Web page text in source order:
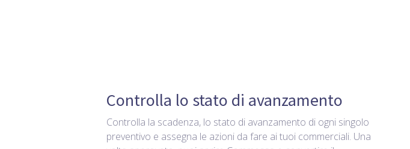
Controlla lo stato di avanzamento
Controlla la scadenza, lo stato di avanzamento di ogni singolo
preventivo e assegna le azioni da fare ai tuoi commerciali. Una